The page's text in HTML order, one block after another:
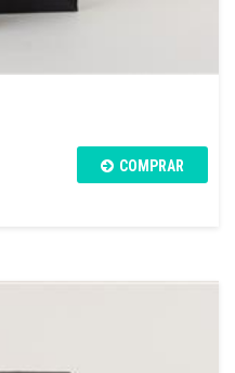
COMPRAR